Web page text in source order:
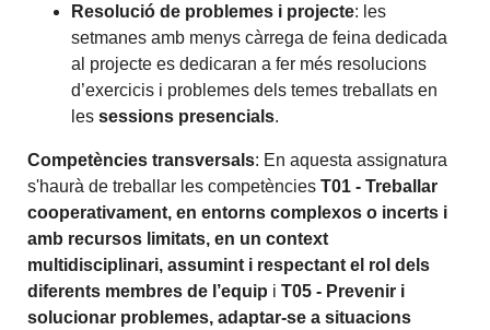
Resolució de problemes i projecte: les
setmanes amb menys càrrega de feina dedicada
al projecte es dedicaran a fer més resolucions
d’exercicis i problemes dels temes treballats en
lessessions presencials.
Competències transversals: En aquesta assignatura
s'haurà de treballar les competènciesT01 - Treballar
cooperativament, en entorns complexos o incerts i
amb recursos limitats, en un context
multidisciplinari, assumint i respectant el rol dels
diferents membres de l’equip iT05 - Prevenir i
solucionar problemes, adaptar-se a situacions